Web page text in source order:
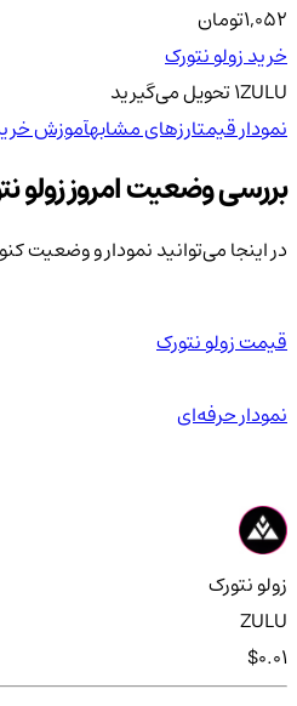
1,052تومان
خرید زولو نتورک
1ZULU تحویلمی‌گیرید
نمودار قیمتارزهای مشابهآموزش
بررسی وضعیت امروز زولو
در اینجا می‌توانید نمودار و وضعیت
قیمت زولو نتورک
نمودار حرفه‌ای
زولو نتورک
ZULU
$0.01